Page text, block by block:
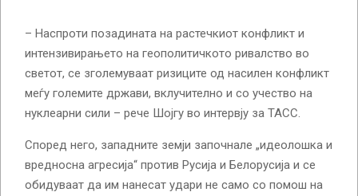
– Наспроти позадината на растечкиот конфликт и
интензивирањето на геополитичкото ривалство во
светот, се зголемуваат ризиците од насилен конфликт
меѓу големите држави, вклучително и со учество на
нуклеарни сили – рече Шојгу во интервју за ТАСС.
Според него, западните земји започнале „идеолошка и
вредносна агресија“ против Русија и Белорусија и се
обидуваат да им нанесат удари не само со помош на